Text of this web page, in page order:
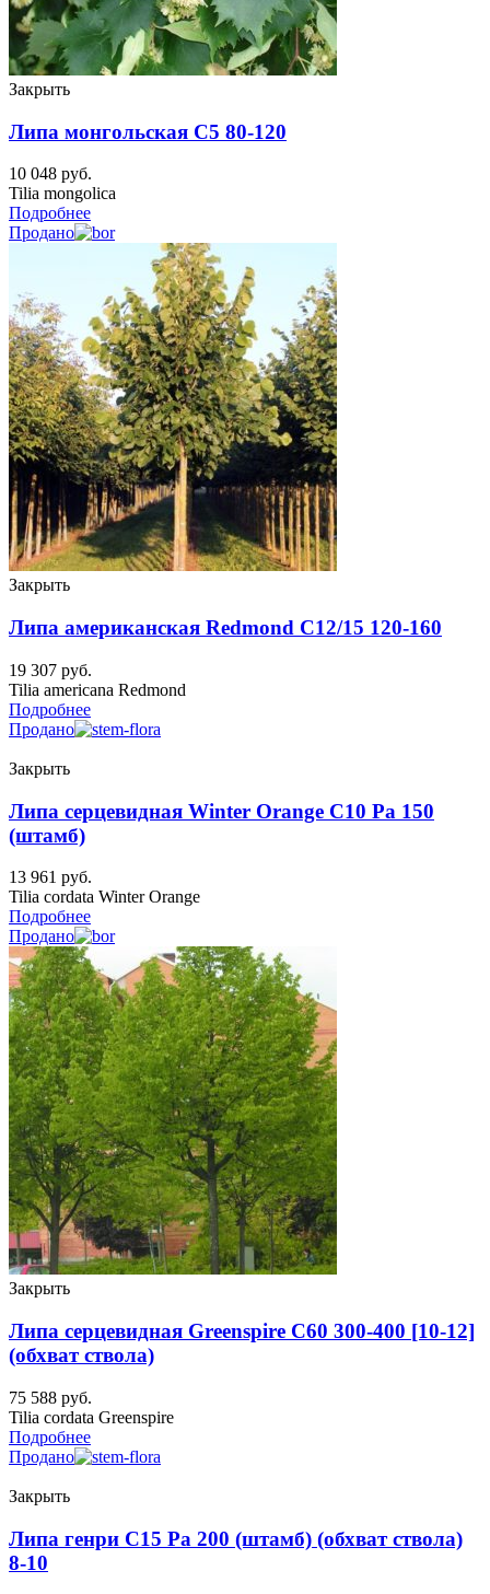
Закрыть
Липа монгольская C5 80-120
10 048 руб.
Tilia mongolica
Подробнее
Продано
Закрыть
Липа американская Redmond C12/15 120-160
19 307 руб.
Tilia americana Redmond
Подробнее
Продано
Закрыть
Липа серцевидная Winter Orange C10 Ра 150
(штамб)
13 961 руб.
Tilia cordata Winter Orange
Подробнее
Продано
Закрыть
Липа серцевидная Greenspire C60 300-400 [10-12]
(обхват ствола)
75 588 руб.
Tilia cordata Greenspire
Подробнее
Продано
Закрыть
Липа генри C15 Ра 200 (штамб) (обхват ствола)
8-10